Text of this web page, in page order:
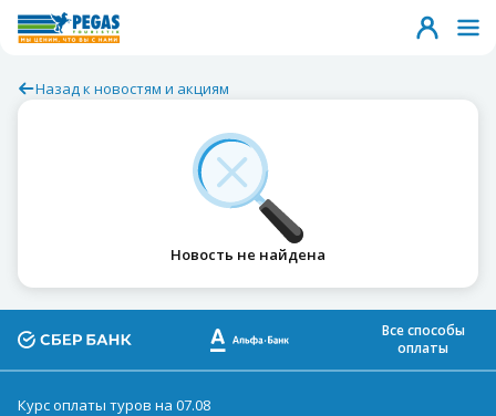
Назад к новостям и акциям
Новость не найдена
Все способы
оплаты
Курс оплаты туров на 07.08